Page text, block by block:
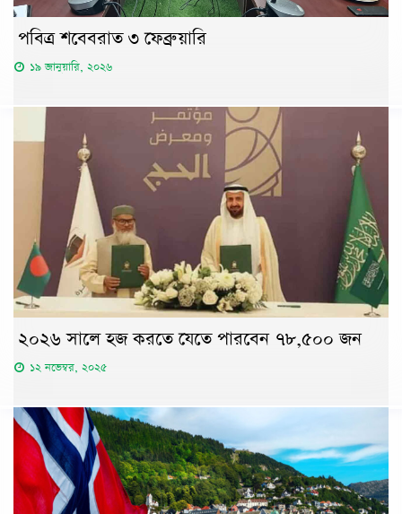
পবিত্র শবেবরাত ৩ ফেব্রুয়ারি
১৯ জানুয়ারি, ২০২৬
২০২৬ সালে হজ করতে যেতে পারবেন ৭৮,৫০০ জন
১২ নভেম্বর, ২০২৫